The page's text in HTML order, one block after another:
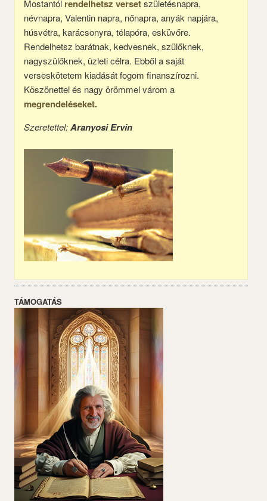
Mostantól rendelhetsz versetszületésnapra,
névnapra, Valentin napra, nőnapra, anyák napjára,
húsvétra, karácsonyra, télapóra, esküvőre.
Rendelhetsz barátnak, kedvesnek, szülőknek,
nagyszülőknek, üzleti célra. Ebből a saját
verseskötetem kiadását fogom finanszírozni.
Köszönettel és nagy örömmel várom a
megrendeléseket.
Szeretettel:Aranyosi Ervin
TÁMOGATÁS